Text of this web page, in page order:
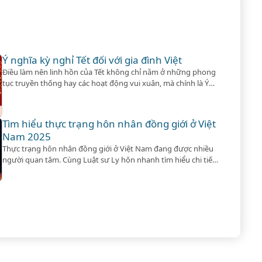
Ý nghĩa kỳ nghỉ Tết đối với gia đình Việt
Điều làm nên linh hồn của Tết không chỉ nằm ở những phong
tục truyền thống hay các hoạt động vui xuân, mà chính là Ý
Tìm hiểu thực trạng hôn nhân đồng giới ở Việt
Nam 2025
Thực trạng hôn nhân đồng giới ở Việt Nam đang được nhiều
người quan tâm. Cùng Luật sư Ly hôn nhanh tìm hiểu chi tiết